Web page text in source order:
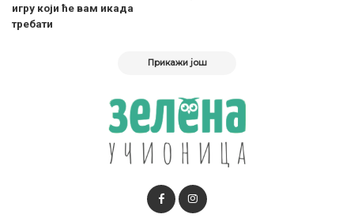
игру који ће вам икада
требати
Прикажи још